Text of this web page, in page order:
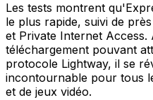
Les tests montrent
le plus rapide, suivi de
et Private Internet Access.
téléchargement pouvant
protocole Lightway, il se
incontournable pour tous
et de jeux vidéo.